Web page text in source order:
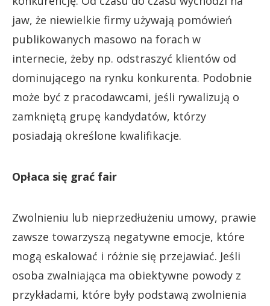
jaw, że niewielkie firmy używają pomówień
publikowanych masowo na forach w
internecie, żeby np. odstraszyć klientów od
dominującego na rynku konkurenta. Podobnie
może być z pracodawcami, jeśli rywalizują o
zamkniętą grupę kandydatów, którzy
posiadają określone kwalifikacje.
Opłaca się grać fair
Zwolnieniu lub nieprzedłużeniu umowy, prawie
zawsze towarzyszą negatywne emocje, które
mogą eskalować i różnie się przejawiać. Jeśli
osoba zwalniająca ma obiektywne powody z
przykładami, które były podstawą zwolnienia